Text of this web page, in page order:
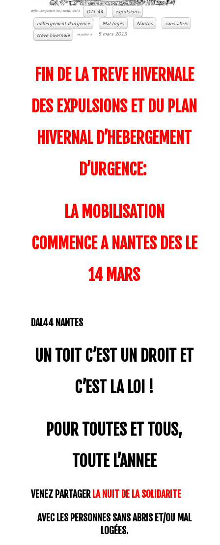
Billet comportant le(s) mot(s) clé(s) DAL 44
expulsions
hébergement d'urgence
Mal logés Nantes
sans abris
trêve hivernale
et publié le 5 mars 2015
FIN DE LA TREVE HIVERNALE
DES EXPULSIONS ET DU PLAN
HIVERNAL D’HEBERGEMENT
D’URGENCE:
LA MOBILISATION
COMMENCE A NANTES DES LE
14 MARS
DAL44 NANTES
UN TOIT C’EST UN DROIT ET
C’EST LA LOI !
POUR TOUTES ET TOUS,
TOUTE L’ANNEE
VENEZ PARTAGER LA NUIT DE LA SOLIDARITE
AVEC LES PERSONNES SANS ABRIS ET/OU MAL
LOGÉES.